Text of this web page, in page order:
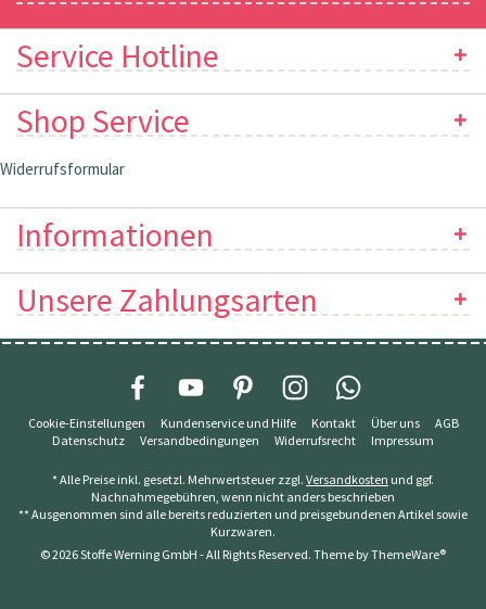
Service Hotline
Shop Service
Widerrufsformular
Informationen
Unsere Zahlungsarten
Cookie-Einstellungen Kundenservice und Hilfe Kontakt Über uns
AGB
Datenschutz
Versandbedingungen Widerrufsrecht Impressum
* Alle Preise inkl. gesetzl. Mehrwertsteuer zzgl. Versandkosten und ggf.
Nachnahmegebühren, wenn nicht anders beschrieben
** Ausgenommen sind alle bereits reduzierten und preisgebundenen Artikel sowie
Kurzwaren.
© 2026 Stoffe Werning GmbH - All Rights Reserved. Theme byThemeWare®